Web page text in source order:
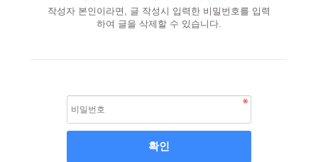
작성자 본인이라면, 글 작성시 입력한 비밀번호를 입력
하여 글을 삭제할 수 있습니다.